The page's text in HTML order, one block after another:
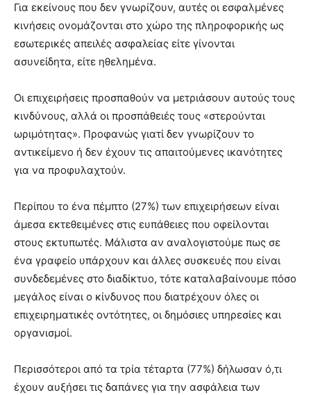
Για εκείνους που δεν γνωρίζουν, αυτές οι εσφαλμένες
κινήσεις ονομάζονται στο χώρο της πληροφορικής ως
εσωτερικές απειλές ασφαλείας είτε γίνονται
ασυνείδητα, είτε ηθελημένα.
Οι επιχειρήσεις προσπαθούν να μετριάσουν αυτούς τους
κινδύνους, αλλά οι προσπάθειές τους «στερούνται
ωριμότητας». Προφανώς γιατί δεν γνωρίζουν το
αντικείμενο ή δεν έχουν τις απαιτούμενες ικανότητες
για να προφυλαχτούν.
Περίπου το ένα πέμπτο (27%) των επιχειρήσεων είναι
άμεσα εκτεθειμένες στις ευπάθειες που οφείλονται
στους εκτυπωτές. Μάλιστα αν αναλογιστούμε πως σε
ένα γραφείο υπάρχουν και άλλες συσκευές που είναι
συνδεδεμένες στο διαδίκτυο, τότε καταλαβαίνουμε πόσο
μεγάλος είναι ο κίνδυνος που διατρέχουν όλες οι
επιχειρηματικές οντότητες, οι δημόσιες υπηρεσίες και
οργανισμοί.
Περισσότεροι από τα τρία τέταρτα (77%) δήλωσαν ό,τι
έχουν αυξήσει τις δαπάνες για την ασφάλεια των